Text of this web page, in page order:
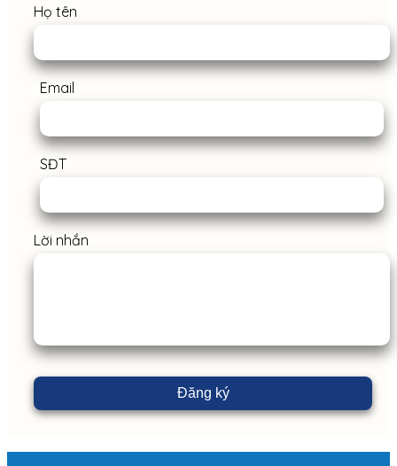
Họ tên
Email
SĐT
Lời nhắn